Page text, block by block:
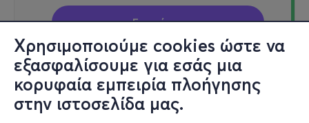
Χρησιμοποιούμε cookies ώστε να
εξασφαλίσουμε για εσάς μια
κορυφαία εμπειρία πλοήγησης
στην ιστοσελίδα μας.
Εισιτήρια
Τετ, 30/9
10:30